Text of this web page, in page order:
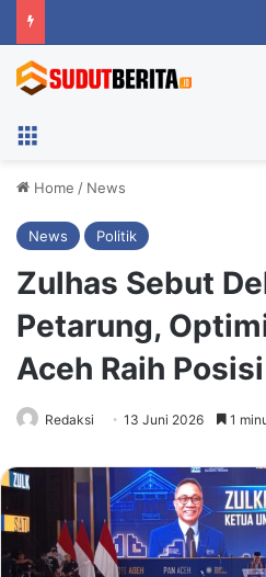
Home / News
News Politik
Zulhas Sebut
Petarung,
Aceh Raih
Redaksi 13 Juni 2026 1